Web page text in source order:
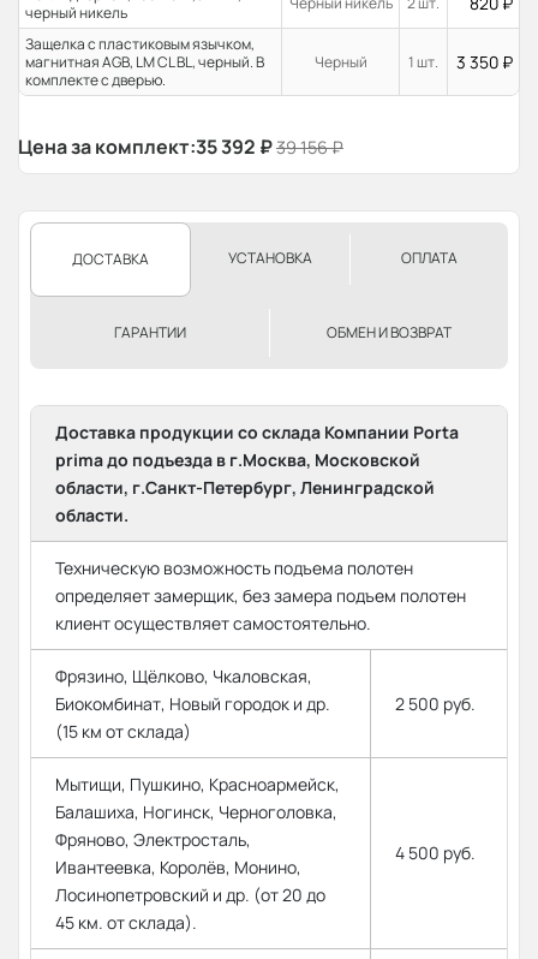
черный никель
Защелка с пластиковым язычком,
магнитная AGB, LM CL BL, черный. В
комплекте с дверью.
Черный 1 шт. 3 350 ₽
Цена за комплект:35 392 ₽39 156₽
ДОСТАВКА УСТАНОВКА ОПЛАТА
ГАРАНТИИ ОБМЕН И ВОЗВРАТ
Доставка продукции со склада Компании Porta
prima до подъезда в г.Москва, Московской
области, г.Санкт-Петербург, Ленинградской
области.
Техническую возможность подъема полотен
определяет замерщик, без замера подъем полотен
клиент осуществляет самостоятельно.
Фрязино, Щёлково, Чкаловская,
Биокомбинат, Новый городок и др.
(15 км от склада)
2 500 руб.
Мытищи, Пушкино, Красноармейск,
Балашиха, Ногинск, Черноголовка,
Фряново, Электросталь,
Ивантеевка, Королёв, Монино,
Лосинопетровский и др. (от 20 до
45 км. от склада).
4 500 руб.